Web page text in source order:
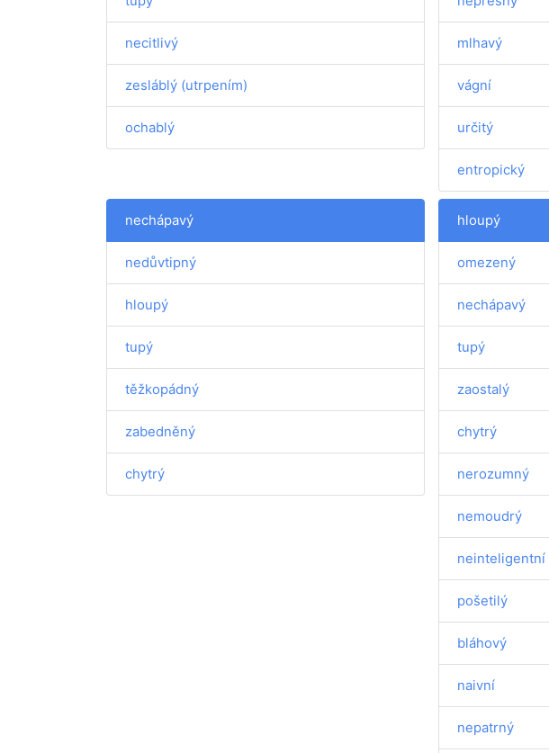
necitlivý
zesláblý (utrpením)
ochablý
mlhavý
vágní
určitý
entropický
nechápavý
nedůvtipný
hloupý
tupý
těžkopádný
zabedněný
chytrý
hloupý
omezený
nechápavý
tupý
zaostalý
chytrý
nerozumný
nemoudrý
neinteligentní
pošetilý
bláhový
naivní
nepatrný